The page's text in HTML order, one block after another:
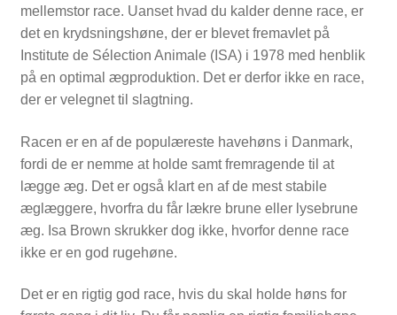
NYTTIG VIDEN
mellemstor race. Uanset hvad du kalder denne race, er
det en krydsningshøne, der er blevet fremavlet på
Institute de Sélection Animale (ISA) i 1978 med henblik
på en optimal ægproduktion. Det er derfor ikke en race,
der er velegnet til slagtning.
Racen er en af de populæreste havehøns i Danmark,
fordi de er nemme at holde samtfremragende til at
lægge æg. Det er også klart en af de meststabil e
æglæggere, hvorfra du får lækre bruneeller lysebrune
æg. Isa Brown skrukker dog ikke, hvorfor denne race
ikke er en god rugehøne.
Det er en rigtig god race, hvis du skal holde høns for